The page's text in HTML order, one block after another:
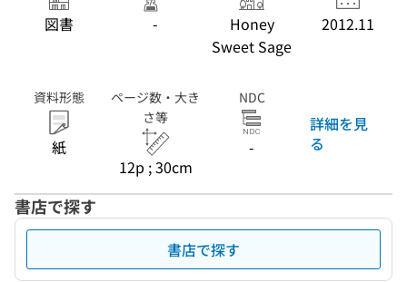
図書 -
Honey
Sweet Sage
2012.11
資料形態
紙
ページ数・大き
さ等
12p ; 30cm
NDC
-
詳細を見
る
書店で探す
書店で探す